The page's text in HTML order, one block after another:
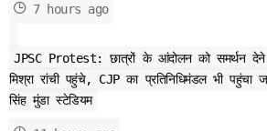
7 hours ago
JPSC Protest: छात्रों के आंदोलन को समर्थन देने
मिश्रा रांची पहुंचे, CJP का प्रतिनिधिमंडल भी पहुंचा
सिंह मुंडा स्टेडियम